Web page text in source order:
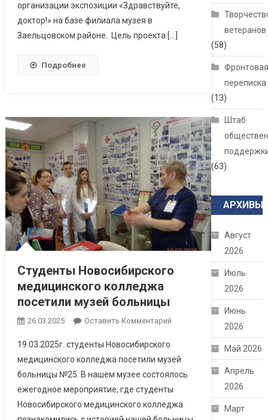
организации экспозиции «Здравствуйте,
доктор!» на базе филиала музея в
Заельцовском районе. Цель проекта […]
Подробнее
Студенты Новосибирского
медицинского колледжа
посетили музей больницы
26.03.2025 Оставить Комментарий
19.03.2025г. студенты Новосибирского
медицинского колледжа посетили музей
больницы №25. В нашем музее состоялось
ежегодное мероприятие, где студенты
Новосибирского медицинского колледжа
ветеранов
(58)
переписка
(13)
Штаб
(63)
АРХИВЫ
Август
2026
Июль
2026
Июнь
2026
Май 2026
Апрель
2026
Март